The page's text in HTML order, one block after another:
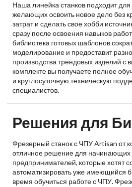
Наша линейка станков подходит для
желающих освоить новое дело без
затрат и сделать свое хобби
сразу после освоения навыков
библиотека готовых шаблонов
моделирование и предоставит
производства трендовых изделий с
комплекте вы получаете полное
и круглосуточную техническую
специалистов.
Решения для
Фрезерный станок с ЧПУ Artisan от
отличное решение для
предпринимателей, которые хотят
автоматизировать уже имеющийся
время обучиться работе с ЧПУ.